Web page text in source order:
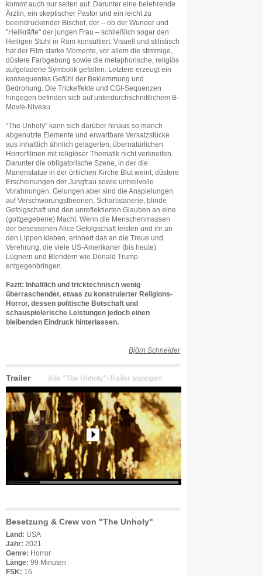
kommt auch nur selten auf. Darunter eine belehrende
Ärztin, ein skeptischer Pastor und ein leicht zu
beeindruckender Bischof, der – ob der Wunder und
"Heilkräfte" der jungen Frau – schließlich sogar den
Heiligen Stuhl in Rom konsultiert. Visuell und stilistisch
hat der Film starke Momente, vor allem die stimmige,
düstere Farbgebung sowie die metaphorische, religiös
aufgeladene Symbolik gefallen. Letztere erzeugt ein
konsequentes Gefühl der Beklemmung und
Bedrohung. Die Trickeffekte und CGI-Sequenzen
hingegen befinden sich auf unterdurchschnittlichem B-
Movie-Niveau.
"The Unholy" kann sich darüber hinaus so manch
abgenutzte Elemente und erwartbare Versatzstücke
aus inhaltlich ähnlich gelagerten, übernatürlichen
Horrorfilmen mit religiöser Thematik nicht verkneifen.
Darunter die obligatorische Szene, in der die
Marienstatue in der örtlichen Kirche Blut weint, düstere
Erscheinungen der Jungfrau sowie unheilvolle
Vorahnungen. Gelungen aber sind die Anspielungen
auf Verschwörungstheorien, Scharlatanerie, blinde
Gefolgschaft und den unreflektierten Glauben an eine
(gottgegebene) Macht. Wenn die Menschenmassen
der besessenen Alice Gefolgschaft leisten und ihr an
den Lippen kleben, erinnert das an die Treue und
Verehrung, die viele US-Amerikaner (bis heute)
Lügnern und Blendern wie Donald Trump
entgegenbringen.
Fazit: Inhaltlich und tricktechnisch wenig
überraschender, etwas zu konstruierter Religions-
Horror, dessen politische Botschaft und
schauspielerische Leistungen jedoch einen
bleibenden Eindruck hinterlassen.
Björn Schneider
Trailer Alle "The Unholy"-Trailer anzeigen
Besetzung & Crew von "The Unholy"
Land: USA
Jahr: 2021
Genre: Horror
Länge: 99 Minuten
FSK: 16